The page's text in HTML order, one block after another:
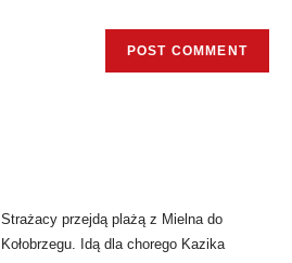
Strażacy przejdą plażą z Mielna do
Kołobrzegu. Idą dla chorego Kazika